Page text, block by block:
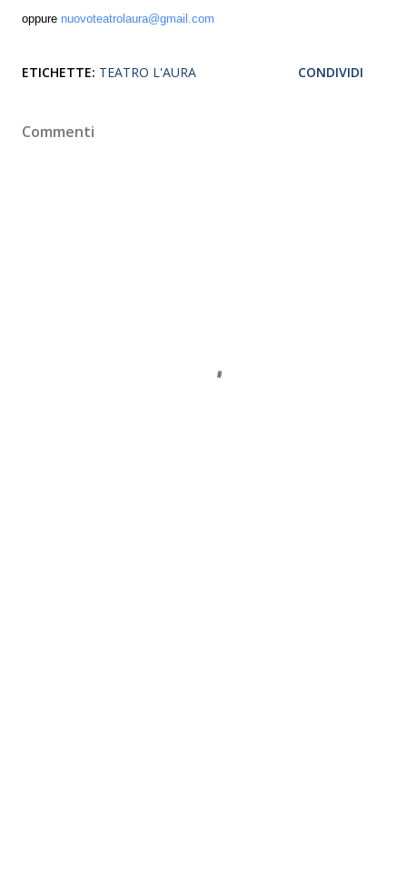
oppure nuovoteatrolaura@gmail.com
ETICHETTE: TEATRO L'AURA CONDIVIDI
Commenti